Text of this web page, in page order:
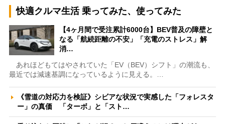
快適クルマ生活 乗ってみた、使ってみた
【4ヶ月間で受注累計6000台】BEV普及の障壁と
なる「航続距離の不安」「充電のストレス」解
消…
あれほどもてはやされていた「EV（BEV）シフト」の潮流も、
最近では減速基調になっているように見える。…
《雪道の対応力を検証》シビアな状況で実感した「フォレスタ
ー」の真価 「ターボ」と「スト…